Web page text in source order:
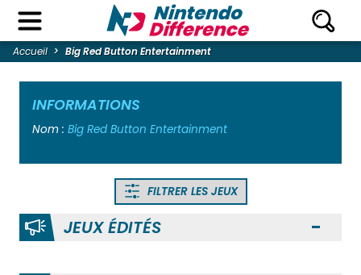
Accueil Big Red Button Entertainment
INFORMATIONS
Nom : Big Red Button Entertainment
FILTRER LES JEUX
JEUX ÉDITÉS